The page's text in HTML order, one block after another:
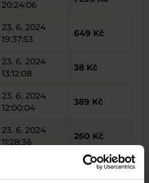
20:24:06
23. 6. 2024
19:37:53
649 Kč
23. 6. 2024
13:12:08
38 Kč
23. 6. 2024
12:00:04
389 Kč
23. 6. 2024
11:28:36
260 Kč
11:26:58
1 299 Kč